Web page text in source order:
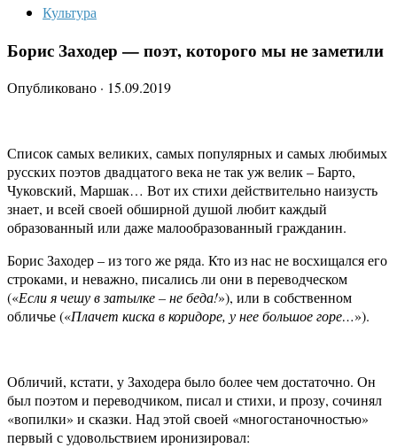
Культура
Борис Заходер — поэт, которого мы не заметили
Опубликовано · 15.09.2019
Список самых великих, самых популярных и самых любимых
русских поэтов двадцатого века не так уж велик – Барто,
Чуковский, Маршак… Вот их стихи действительно наизусть
знает, и всей своей обширной душой любит каждый
образованный или даже малообразованный гражданин.
Борис Заходер – из того же ряда. Кто из нас не восхищался его
строками, и неважно, писались ли они в переводческом
(«Если я чешу в затылке – не беда!»), или в собственном
обличье («Плачет киска в коридоре, у нее большое горе…»).
Обличий, кстати, у Заходера было более чем достаточно. Он
был поэтом и переводчиком, писал и стихи, и прозу, сочинял
«вопилки» и сказки. Над этой своей «многостаночностью»
первый с удовольствием иронизировал: